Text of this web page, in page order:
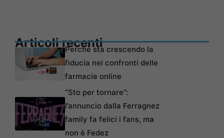
Articoli recentiPerché sta crescendo la
fiducia nei confronti delle
farmacie online
“Sto per tornare”:
l’annuncio dalla Ferragnez
family fa felici i fans, ma
non è Fedez